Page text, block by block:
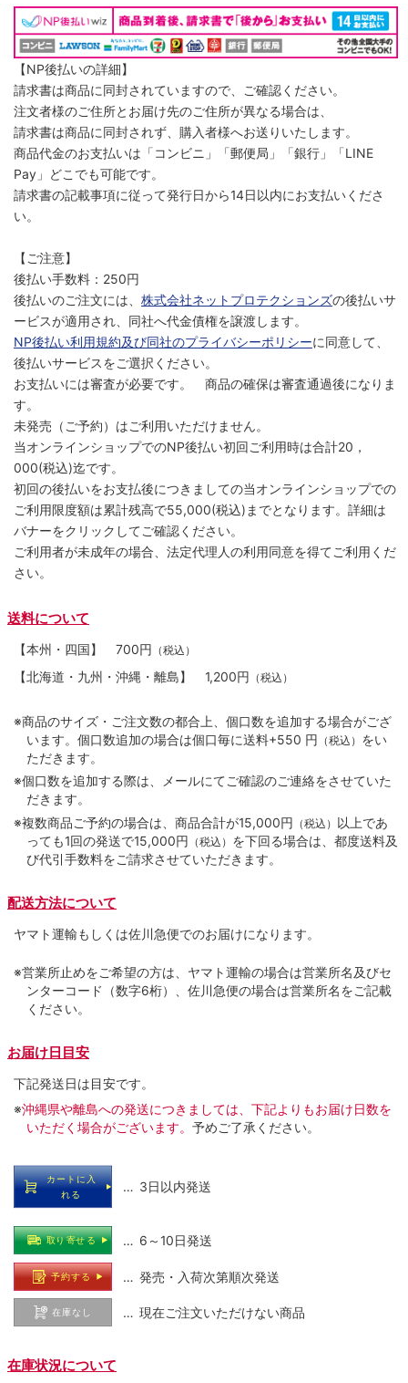
【NP後払いの詳細】
請求書は商品に同封されていますので、ご確認ください。
注文者様のご住所とお届け先のご住所が異なる場合は、
請求書は商品に同封されず、購入者様へお送りいたします。
商品代金のお支払いは「コンビニ」「郵便局」「銀行」「LINE
Pay」どこでも可能です。
請求書の記載事項に従って発行日から14日以内にお支払いくださ
い。
【ご注意】
後払い手数料：250円
後払いのご注文には、 株式会社ネットプロテクションズの後払いサ
ービスが適用され、同社へ代金債権を譲渡します。
NP後払い利用規約及び同社のプライバシーポリシーに同意して、
後払いサービスをご選択ください。
お支払いには審査が必要です。 商品の確保は審査通過後になりま
す。
未発売（ご予約）はご利用いただけません。
当オンラインショップでのNP後払い初回ご利用時は合計20，
000(税込)迄です。
初回の後払いをお支払後につきましての当オンラインショップでの
ご利用限度額は累計残高で55,000(税込)までとなります。詳細は
バナーをクリックしてご確認ください。
ご利用者が未成年の場合、法定代理人の利用同意を得てご利用くだ
さい。
送料について
【本州・四国】 700円 （税込）
【北海道・九州・沖縄・離島】 1,200円 （税込）
※商品のサイズ・ご注文数の都合上、個口数を追加する場合がござ
います。個口数追加の場合は個口毎に送料+550 円 （税込） をい
ただきます。
※個口数を追加する際は、メールにてご確認のご連絡をさせていた
だきます。
※複数商品ご予約の場合は、商品合計が15,000円 （税込） 以上であ
っても1回の発送で15,000円 （税込） を下回る場合は、都度送料及
び代引手数料をご請求させていただきます。
配送方法について
ヤマト運輸もしくは佐川急便でのお届けになります。
※営業所止めをご希望の方は、ヤマト運輸の場合は営業所名及びセ
ンターコード（数字6桁）、佐川急便の場合は営業所名をご記載
ください。
お届け日目安
下記発送日は目安です。
※沖縄県や離島への発送につきましては、下記よりもお届け日数を
いただく場合がございます。 予めご了承ください。
カートに入
れる
… 3日以内発送
取り寄せる … 6～10日発送
予約する … 発売・入荷次第順次発送
在庫なし … 現在ご注文いただけない商品
在庫状況について